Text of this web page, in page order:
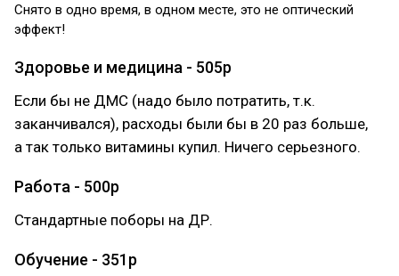
Снято в одно время, в одном месте, это не оптический
эффект!
Здоровье и медицина - 505р
Если бы не ДМС (надо было потратить, т.к.
заканчивался), расходы были бы в 20 раз больше,
а так только витамины купил. Ничего серьезного.
Работа - 500р
Стандартные поборы на ДР.
Обучение - 351р